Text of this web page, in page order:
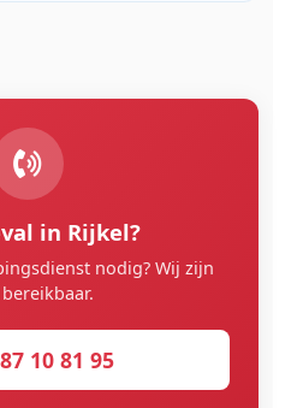
in Rijkel?
nodig? Wij zijn
10 81 95